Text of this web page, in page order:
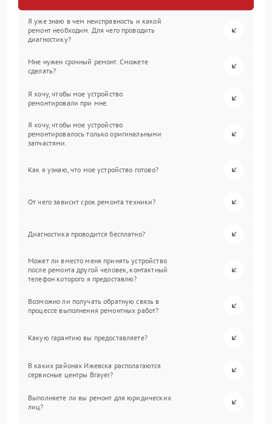
Я уже знаю в чем неисправность и какой
ремонт необходим. Для чего проводить
диагностику?
Мне нужен срочный ремонт. Сможете
сделать?
Я хочу, чтобы мое устройство
ремонтировали при мне.
Я хочу, чтобы мое устройство
ремонтировалось только оригинальными
запчастями.
Как я узнаю, что мое устройство готово?
От чего зависит срок ремонта техники?
Диагностика проводится бесплатно?
Может ли вместо меня принять устройство
после ремонта другой человек, контактный
телефон которого я предоставлю?
Возможно ли получать обратную связь в
процессе выполнения ремонтных работ?
Какую гарантию вы предоставляете?
В каких районах Ижевска располагаются
сервисные центры Brayer?
Выполняете ли вы ремонт для юридических
лиц?